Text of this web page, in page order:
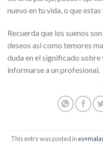
nuevo en tu vida, o que
Recuerda que los suenos
deseos asi­ como temores
duda en el significado sobre
informarse a un profesional.
This entry was posted in